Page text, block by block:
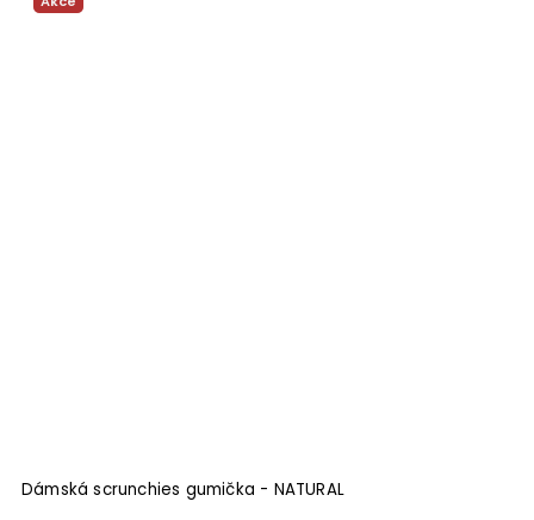
Dámská scrunchies gumička - NATURAL